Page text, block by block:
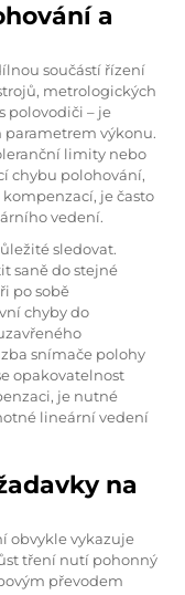
a
součástí řízení
metrologických
polovodiči – je
výkonu.
limity nebo
chybu polohování,
je často
vedení.
sledovat.
saně do stejné
po sobě
chyby do
snímače polohy
opakovatelnost
je nutné
lineární vedení
na
obvykle vykazuje
tření nutí pohonný
převodem